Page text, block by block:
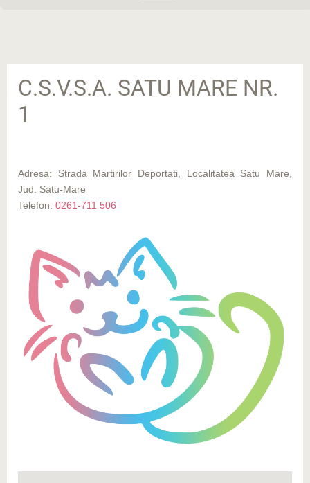
C.S.V.S.A. SATU MARE NR.
1
Adresa: Strada Martirilor Deportati, Localitatea Satu Mare,
Jud. Satu-Mare
Telefon: 0261-711 506